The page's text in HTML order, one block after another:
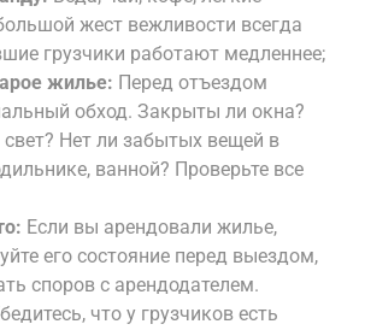
жест вежливости всегда
грузчики работают медленнее;
жилье: Перед отъездом
обход. Закрыты ли окна?
Нет ли забытых вещей в
ванной? Проверьте все
Если вы арендовали жилье,
его состояние перед выездом,
споров с арендодателем.
что у грузчиков есть